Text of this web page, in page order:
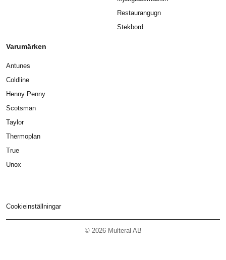
Restaurangugn
Stekbord
Varumärken
Antunes
Coldline
Henny Penny
Scotsman
Taylor
Thermoplan
True
Unox
Cookieinställningar
© 2026 Multeral AB